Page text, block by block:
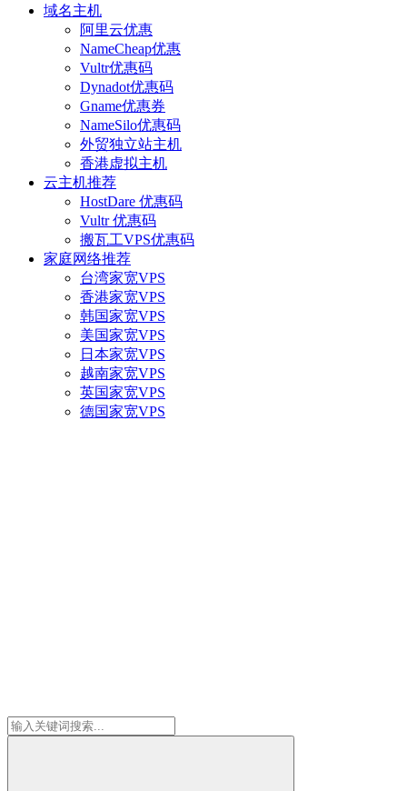
域名主机
阿里云优惠
NameCheap优惠
Vultr优惠码
Dynadot优惠码
Gname优惠券
NameSilo优惠码
外贸独立站主机
香港虚拟主机
云主机推荐
HostDare 优惠码
Vultr 优惠码
搬瓦工VPS优惠码
家庭网络推荐
台湾家宽VPS
香港家宽VPS
韩国家宽VPS
美国家宽VPS
日本家宽VPS
越南家宽VPS
英国家宽VPS
德国家宽VPS